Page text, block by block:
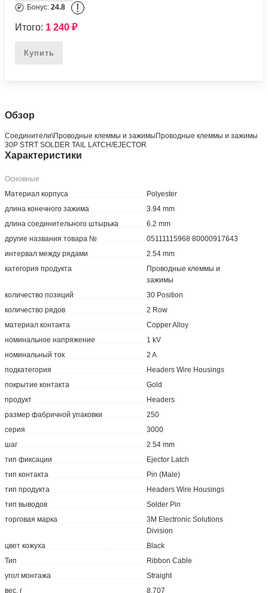
Бонус:24.8 !
Итого: 1 240₽
Купить
Обзор
Соединители\Проводные клеммы и зажимыПроводные клеммы и зажимы
30P STRT SOLDER TAIL LATCH/EJECTOR
Характеристики
Основные
Материал корпуса
Polyester
длина конечного зажима
3.94 mm
длина соединительного штырька
6.2 mm
другие названия товара №
05111115968 80000917643
интервал между рядами
2.54 mm
категория продукта
Проводные клеммы и
зажимы
количество позиций
30 Position
количество рядов
2 Row
материал контакта
Copper Alloy
номинальное напряжение
1 kV
номинальный ток
2 A
подкатегория
Headers Wire Housings
покрытие контакта
Gold
продукт
Headers
размер фабричной упаковки
250
серия
3000
шаг
2.54 mm
тип фиксации
Ejector Latch
тип контакта
Pin (Male)
тип продукта
Headers Wire Housings
тип выводов
Solder Pin
торговая марка
3M Electronic Solutions
Division
цвет кожуха
Black
Тип
Ribbon Cable
угол монтажа
Straight
вес, г
8.707